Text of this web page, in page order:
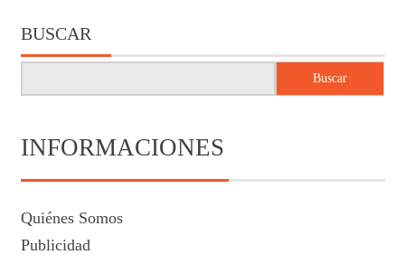
BUSCAR
Buscar
INFORMACIONES
Quiénes Somos
Publicidad